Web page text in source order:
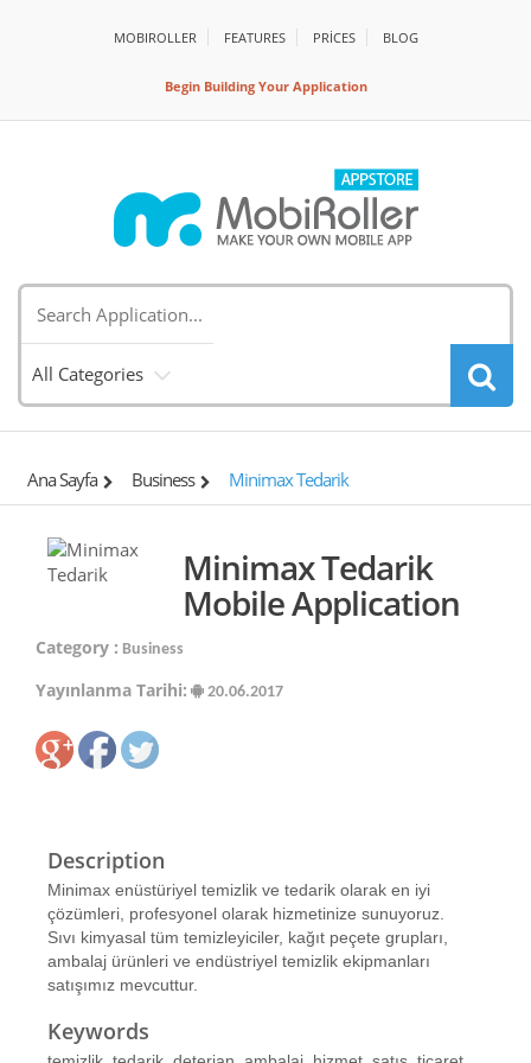
MOBIROLLER FEATURES PRİCES BLOG
Begin Building Your Application
All Categories
Ana Sayfa Business Minimax Tedarik
Minimax Tedarik
Mobile Application
Category : Business
Yayınlanma Tarihi: 20.06.2017
Description
Minimax enüstüriyel temizlik ve tedarik olarak en iyi
çözümleri, profesyonel olarak hizmetinize sunuyoruz.
Sıvı kimyasal tüm temizleyiciler, kağıt peçete grupları,
ambalaj ürünleri ve endüstriyel temizlik ekipmanları
satışımız mevcuttur.
Keywords